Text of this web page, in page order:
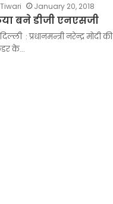
January 20, 2018
बने डीजी एनएसजी
: प्रधानमन्त्री नरेन्द्र
के…